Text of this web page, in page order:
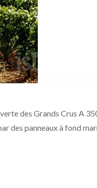
des Grands Crus A
des panneaux à fond